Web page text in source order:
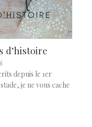
d’histoire
depuis le 1er
je ne vous cache